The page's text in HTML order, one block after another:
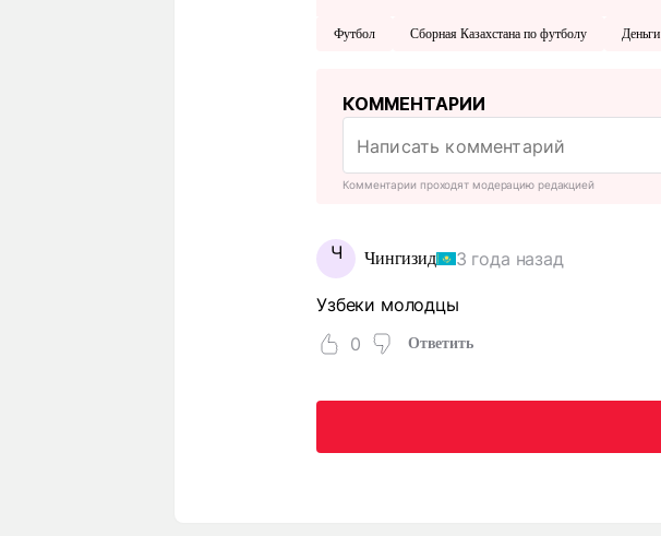
Футбол Сборная Казахстана по футболу Деньги
КОММЕНТАРИИ
Комментарии проходят модерацию редакцией
Ч Чингизид 3 года назад
Узбеки молодцы
0
Ответить